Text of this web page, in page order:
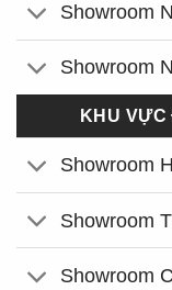
Showroom
Showroom
KHU
Showroom
Showroom
Showroom